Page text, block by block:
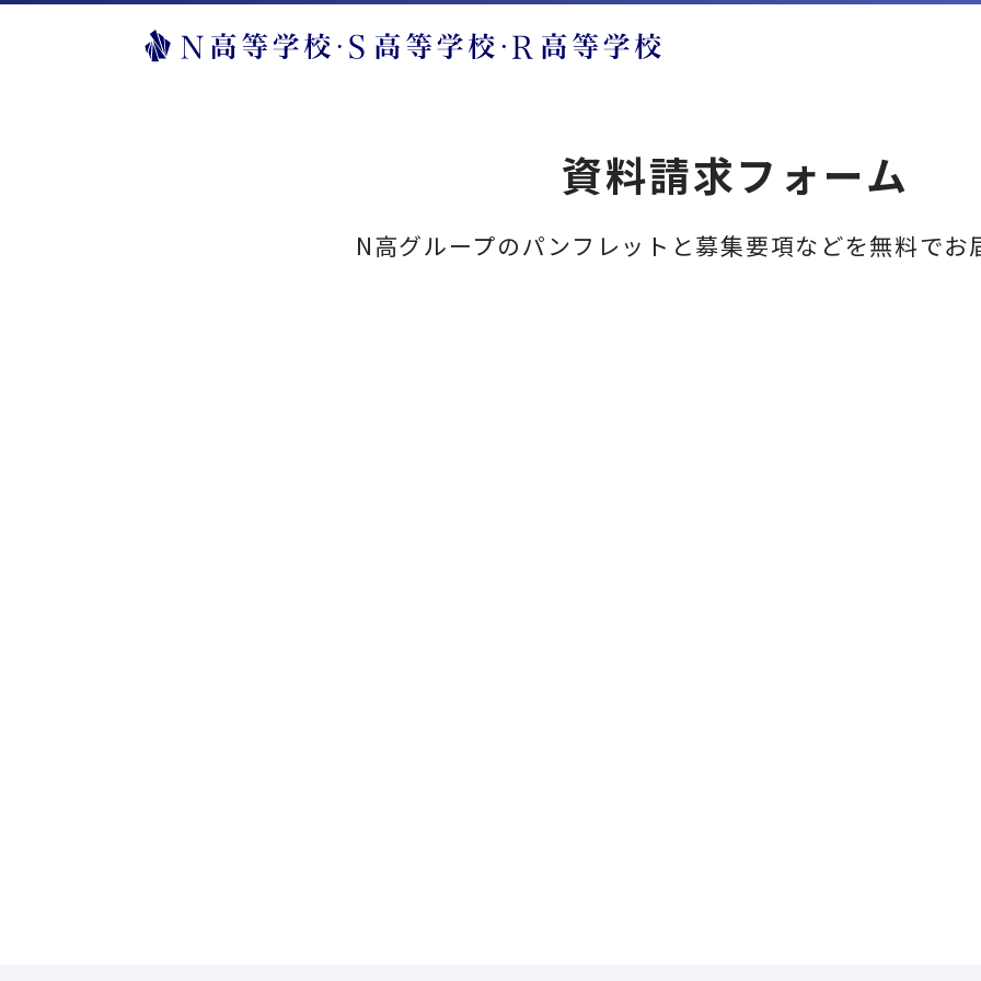
資料請求フォーム
N高グループのパンフレットと募集要項などを無料でお